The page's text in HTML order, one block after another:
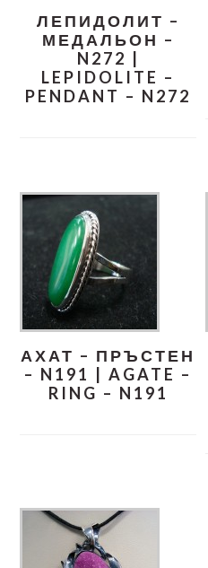
ЛЕПИДОЛИТ –
МЕДАЛЬОН –
N272 |
LEPIDOLITE –
PENDANT – N272
АХАТ – ПРЪСТЕН
– N191 | AGATE –
RING – N191